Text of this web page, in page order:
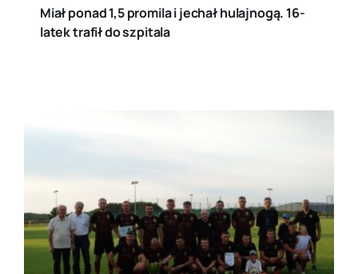
Miał ponad 1,5 promila i jechał hulajnogą. 16-
latek trafił do szpitala